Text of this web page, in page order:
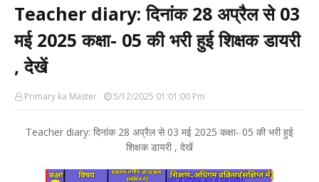
Teacher diary: दिनांक 28 अप्रैल से 03
मई 2025 कक्षा- 05 की भरी हुई शिक्षक डायरी
, देखें
Primary ka Master 5/12/2025 01:01:00 Pm
Teacher diary: दिनांक 28 अप्रैल से 03 मई 2025 कक्षा- 05 की भरी हुई
शिक्षक डायरी , देखें